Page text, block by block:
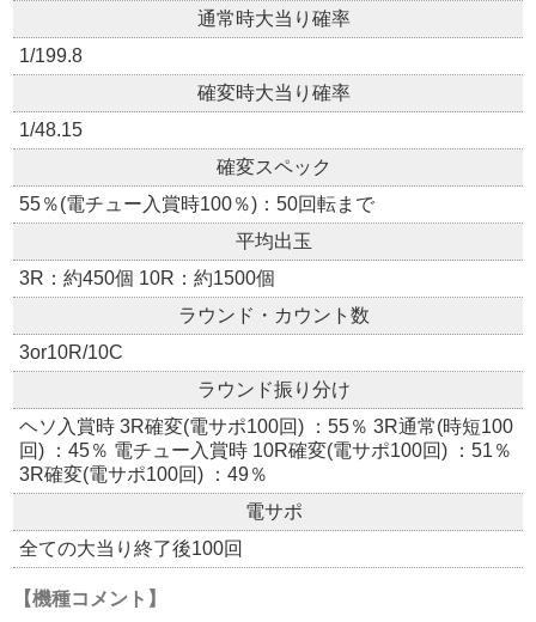
通常時大当り確率
1/199.8
確変時大当り確率
1/48.15
確変スペック
55％(電チュー入賞時100％)：50回転まで
平均出玉
3R：約450個 10R：約1500個
ラウンド・カウント数
3or10R/10C
ラウンド振り分け
ヘソ入賞時 3R確変(電サポ100回) ：55％ 3R通常(時短100
回) ：45％ 電チュー入賞時 10R確変(電サポ100回) ：51％
3R確変(電サポ100回) ：49％
電サポ
全ての大当り終了後100回
【機種コメント】